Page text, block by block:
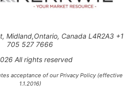
Midland,Ontario, Canada L4R2A3 +1
705 527 7666
All rights reserved
acceptance of our Privacy Policy (effective
1.1.2016)